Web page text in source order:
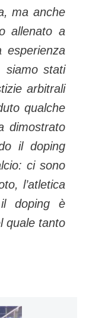
ma anche
allenato a
esperienza
siamo stati
arbitrali
qualche
dimostrato
il doping
ci sono
l’atletica
doping è
quale tanto